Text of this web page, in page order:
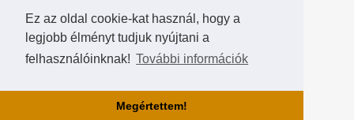
Ez az oldal cookie-kat használ, hogy a
legjobb élményt tudjuk nyújtani a
felhasználóinknak! További információk
Megértettem!